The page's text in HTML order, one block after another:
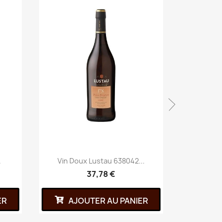
Vin Doux Lustau 638042...
37,78 €
AJOUTER AU PANIER